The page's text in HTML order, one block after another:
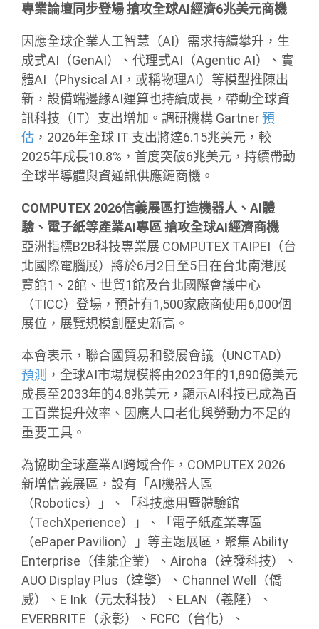
專業論壇同步登場 搶攻全球AI經濟6兆美元商機
因應全球企業人工智慧（AI）需求持續攀升，生
成式AI（GenAI）、代理式AI（Agentic AI）、實
體AI（Physical AI，或稱物理AI）等模型推陳出
新，設備端邊緣AI運算也持續成長，帶動全球資
訊科技（IT）支出增加。調研機構 Gartner預
估 ，2026年全球 IT 支出將達6.15兆美元，較
2025年成長10.8%，首度突破6兆美元，持續帶動
全球半導體與資通訊供應鏈商機。
COMPUTEX 2026信義展區打造機器人、AI體
驗、電子紙等產業AI專區 搶攻全球AI經濟商機
亞洲指標B2B科技專業展 COMPUTEX TAIPEI（台
北國際電腦展）將於6月2日至5日在台北南港展
覽館1、2館、世貿1館及台北國際會議中心
（TICC）登場，預計有1,500家廠商使用6,000個
展位，展覽規模創歷史新高。
本會表示，聯合國貿易和發展會議（UNCTAD）
預測 ，全球AI市場規模將由2023年的1,890億美元
成長至2033年的4.8兆美元，顯示AI科技已成為百
工百業提升效率、因應人口老化與勞動力不足的
重要工具。
為協助全球產業AI跨域合作，COMPUTEX 2026
新增信義展區，設有「AI機器人區
（Robotics）」、「科技應用暨體驗館
（TechXperience）」、「電子紙產業專區
（ePaper Pavilion）」等主題展區，聚集 Ability
Enterprise（佳能企業）、Airoha（達發科技）、
AUO Display Plus（達擎）、Channel Well（僑
威）、E Ink（元太科技）、ELAN（義隆）、
EVERBRITE（永彰）、FCFC（台化）、